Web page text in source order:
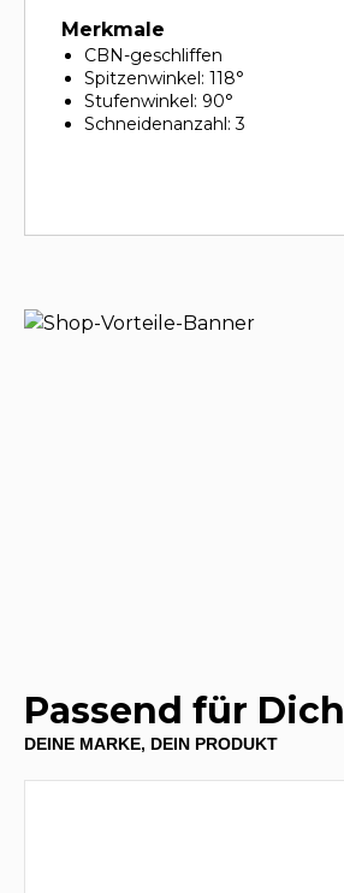
Merkmale
CBN-geschliffen
Spitzenwinkel: 118°
Stufenwinkel: 90°
Schneidenanzahl: 3
Passend für Dich
DEINE MARKE, DEIN PRODUKT